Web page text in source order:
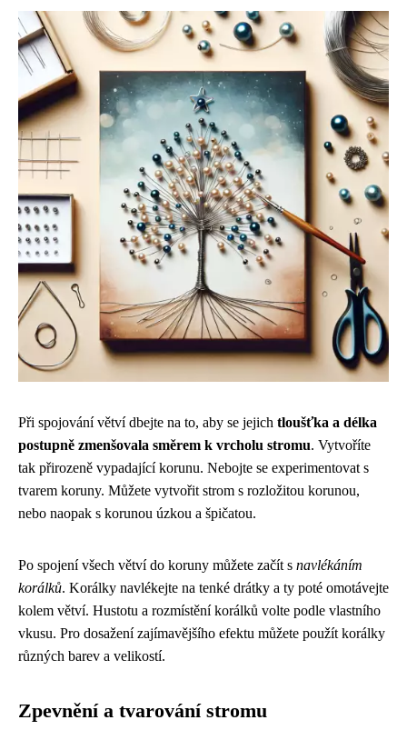
Při spojování větví dbejte na to, aby se jejich tloušťka a délka
postupně zmenšovala směrem k vrcholu stromu. Vytvoříte
tak přirozeně vypadající korunu. Nebojte se experimentovat s
tvarem koruny. Můžete vytvořit strom s rozložitou korunou,
nebo naopak s korunou úzkou a špičatou.
Po spojení všech větví do koruny můžete začít s navlékáním
korálků. Korálky navlékejte na tenké drátky a ty poté omotávejte
kolem větví. Hustotu a rozmístění korálků volte podle vlastního
vkusu. Pro dosažení zajímavějšího efektu můžete použít korálky
různých barev a velikostí.
Zpevnění a tvarování stromu